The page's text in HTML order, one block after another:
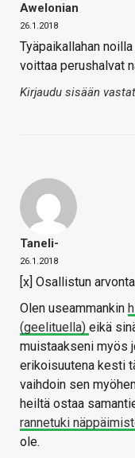
Awelonian
26.1.2018
Tyäpaikallahan
voittaa perushalvat
Kirjaudu sisään
Taneli-
26.1.2018
[x] Osallistun
Olen useammankin
(geelituella) eikä
muistaakseni myös
erikoisuutena kesti
vaihdoin sen
heiltä ostaa
rannetuki
ole.